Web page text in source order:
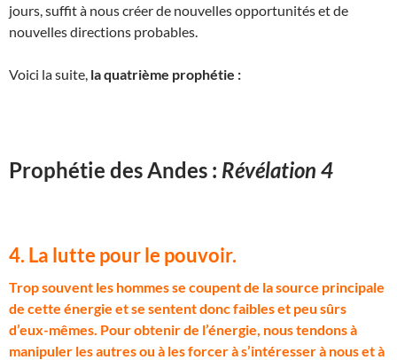
jours, suffit à nous créer de nouvelles opportunités et de
nouvelles directions probables.
Voici la suite, la quatrième prophétie :
Prophétie des Andes : Révélation 4
4. La lutte pour le pouvoir.
Trop souvent les hommes se coupent de la source principale
de cette énergie et se sentent donc faibles et peu sûrs
d’eux-mêmes. Pour obtenir de l’énergie, nous tendons à
manipuler les autres ou à les forcer à s’intéresser à nous et à